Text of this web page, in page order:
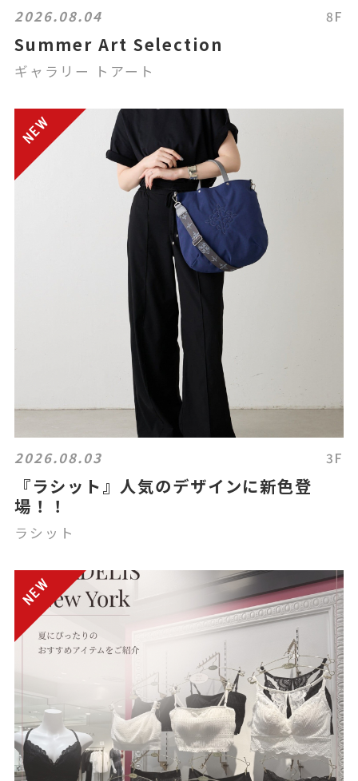
2026.08.04 8F
Summer Art Selection
ギャラリー トアート
2026.08.03 3F
『ラシット』人気のデザインに新色登
場！！
ラシット